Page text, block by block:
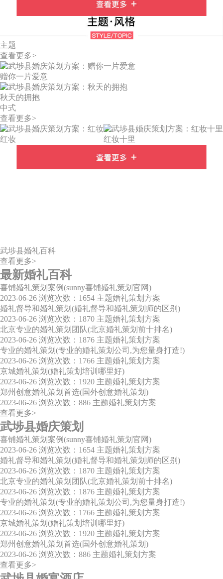
主题
查看更多>
赠你一片爱意
秋天的拥抱
中式
查看更多>
红妆 红妆十里
武埗县婚礼百科
查看更多>
最新婚礼百科
喜铺婚礼策划案例(sunny喜铺婚礼策划官网)
2023-06-26 浏览次数：1654 主题婚礼策划方案
婚礼督导和婚礼策划(婚礼督导和婚礼策划师的区别)
2023-06-26 浏览次数：1870 主题婚礼策划方案
北京专业的婚礼策划团队(北京婚礼策划前十排名)
2023-06-26 浏览次数：1876 主题婚礼策划方案
专业的婚礼策划(专业的婚礼策划公司,为您量身打造!)
2023-06-26 浏览次数：1766 主题婚礼策划方案
京城婚礼策划(婚礼策划培训哪里好)
2023-06-26 浏览次数：1920 主题婚礼策划方案
郑州创意婚礼策划首选(国外创意婚礼策划)
2023-06-26 浏览次数：886 主题婚礼策划方案
查看更多>
武埗县婚庆策划
喜铺婚礼策划案例(sunny喜铺婚礼策划官网)
2023-06-26 浏览次数：1654 主题婚礼策划方案
婚礼督导和婚礼策划(婚礼督导和婚礼策划师的区别)
2023-06-26 浏览次数：1870 主题婚礼策划方案
北京专业的婚礼策划团队(北京婚礼策划前十排名)
2023-06-26 浏览次数：1876 主题婚礼策划方案
专业的婚礼策划(专业的婚礼策划公司,为您量身打造!)
2023-06-26 浏览次数：1766 主题婚礼策划方案
京城婚礼策划(婚礼策划培训哪里好)
2023-06-26 浏览次数：1920 主题婚礼策划方案
郑州创意婚礼策划首选(国外创意婚礼策划)
2023-06-26 浏览次数：886 主题婚礼策划方案
查看更多>